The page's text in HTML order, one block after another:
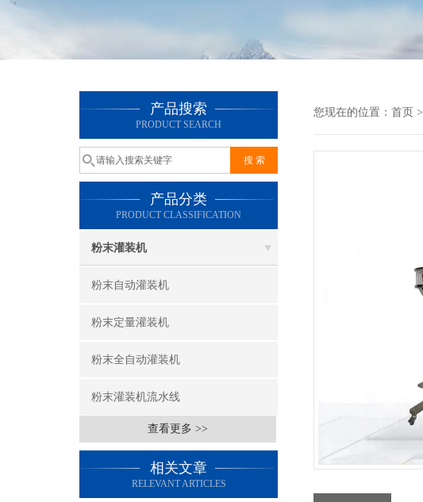
产品搜索
PRODUCT SEARCH
产品分类
PRODUCT CLASSIFICATION
粉末灌装机
粉末自动灌装机
粉末定量灌装机
粉末全自动灌装机
粉末灌装机流水线
查看更多 >>
相关文章
RELEVANT ARTICLES
您现在的位置： 首页 >